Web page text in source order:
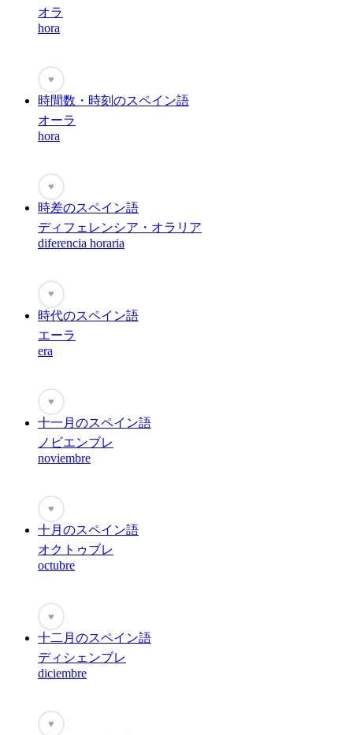
オラ
hora
♥
時間数・時刻のスペイン語
オーラ
hora
♥
時差のスペイン語
ディフェレンシア・オラリア
diferencia horaria
♥
時代のスペイン語
エーラ
era
♥
十一月のスペイン語
ノビエンブレ
noviembre
♥
十月のスペイン語
オクトゥブレ
octubre
♥
十二月のスペイン語
ディシェンブレ
diciembre
♥